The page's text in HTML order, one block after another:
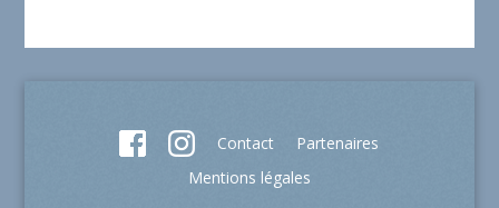
Contact
Partenaires
Mentions légales